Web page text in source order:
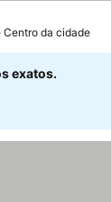
Centro da cidade
exatos.